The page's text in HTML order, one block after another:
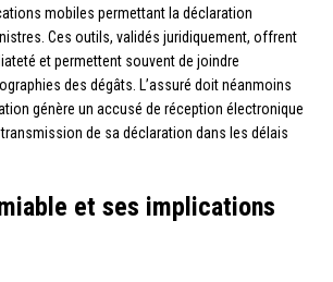
mobiles permettant la déclaration
Ces outils, validés juridiquement, offrent
et permettent souvent de joindre
des dégâts. L’assuré doit néanmoins
génère un accusé de réception électronique
de sa déclaration dans les délais
et ses implications